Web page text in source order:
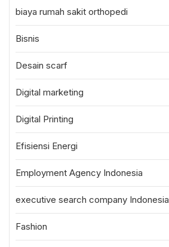
biaya rumah sakit orthopedi
Bisnis
Desain scarf
Digital marketing
Digital Printing
Efisiensi Energi
Employment Agency Indonesia
executive search company Indonesia
Fashion